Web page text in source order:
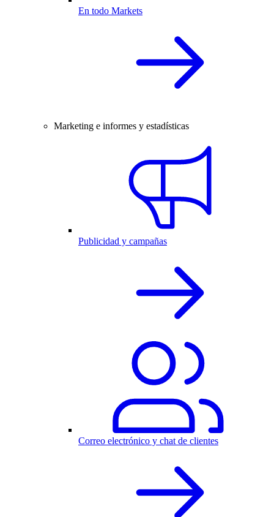
En todo Markets
Marketing e informes y estadísticas
Publicidad y campañas
Correo electrónico y chat de clientes